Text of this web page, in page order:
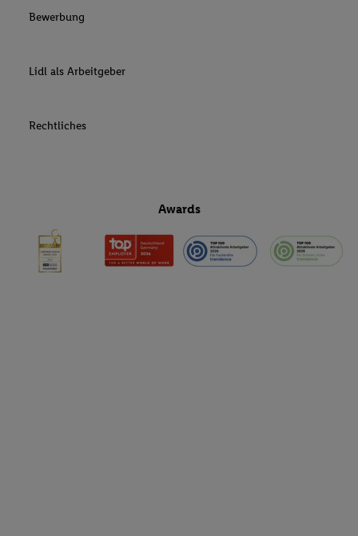
Bewerbung
Lidl als Arbeitgeber
Rechtliches
Awards